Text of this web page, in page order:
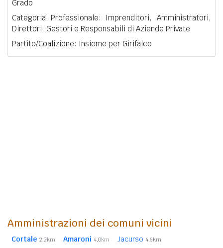
Grado
Categoria Professionale: Imprenditori, Amministratori,
Direttori, Gestori e Responsabili di Aziende Private
Partito/Coalizione: Insieme per Girifalco
Amministrazioni dei comuni vicini
Cortale 2,2km Amaroni 4,0km Jacurso 4,6km